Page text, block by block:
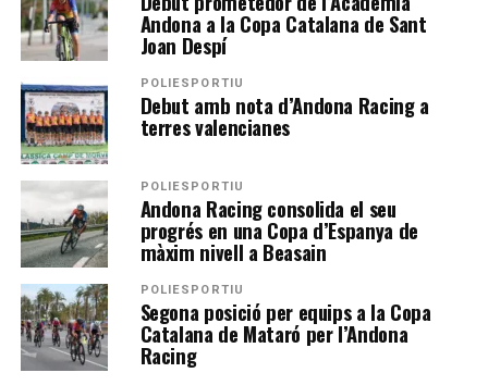
Andona a la Copa Catalana de Sant
Joan Despí
POLIESPORTIU
Debut amb nota d’Andona Racing a
terres valencianes
POLIESPORTIU
Andona Racing consolida el seu
progrés en una Copa d’Espanya de
màxim nivell a Beasain
POLIESPORTIU
Segona posició per equips a la Copa
Catalana de Mataró per l’Andona
Racing